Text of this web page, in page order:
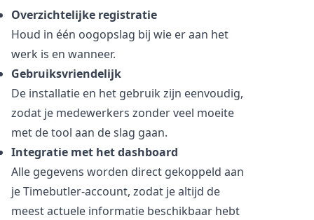
Overzichtelijke registratie
Houd in één oogopslag bij wie er aan het
werk is en wanneer.
Gebruiksvriendelijk
De installatie en het gebruik zijn eenvoudig,
zodat je medewerkers zonder veel moeite
met de tool aan de slag gaan.
Integratie met het dashboard
Alle gegevens worden direct gekoppeld aan
je Timebutler-account, zodat je altijd de
meest actuele informatie beschikbaar hebt